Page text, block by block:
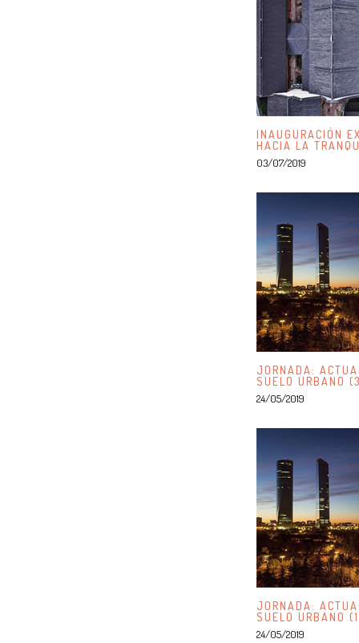
INAUGURACIÓN
HACIA LA
03/07/2019
JORNADA:
SUELO URBANO
24/05/2019
JORNADA:
SUELO URBANO
24/05/2019